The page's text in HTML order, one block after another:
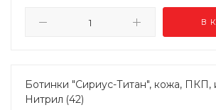
В
Ботинки "Сириус-Титан", кожа, ПКП,
Нитрил (42)